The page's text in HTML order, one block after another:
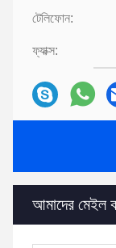
টেলিফোন:
ফ্যাক্স:
আমাদের মেইল